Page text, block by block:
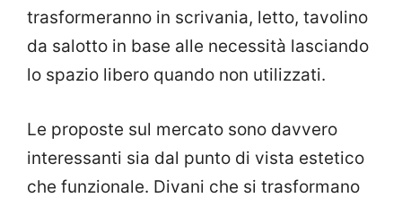
trasformeranno in scrivania, letto, tavolino
da salotto in base alle necessità lasciando
lo spazio libero quando non utilizzati.
Le proposte sul mercato sono davvero
interessanti sia dal punto di vista estetico
che funzionale. Divani che si trasformano